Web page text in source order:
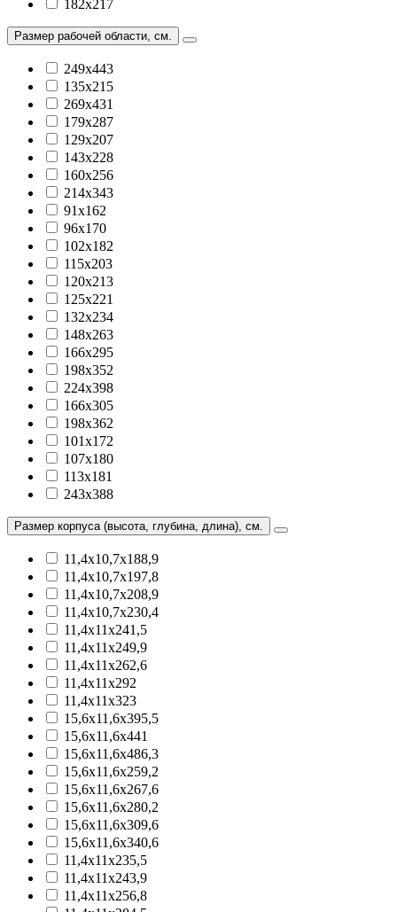
182х217
Размер рабочей области, см.
249х443
135х215
269х431
179х287
129х207
143х228
160х256
214х343
91х162
96х170
102х182
115х203
120х213
125х221
132х234
148х263
166х295
198х352
224х398
166х305
198х362
101х172
107х180
113х181
243х388
Размер корпуса (высота, глубина, длина), см.
11,4х10,7х188,9
11,4х10,7х197,8
11,4х10,7х208,9
11,4х10,7х230,4
11,4х11х241,5
11,4х11х249,9
11,4х11х262,6
11,4х11х292
11,4х11х323
15,6х11,6х395,5
15,6х11,6х441
15,6х11,6х486,3
15,6х11,6х259,2
15,6х11,6х267,6
15,6х11,6х280,2
15,6х11,6х309,6
15,6х11,6х340,6
11,4х11х235,5
11,4х11х243,9
11,4х11х256,8